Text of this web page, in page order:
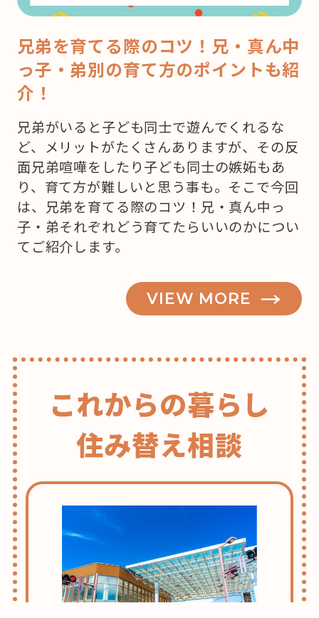
兄弟を育てる際のコツ！兄・真ん中
っ子・弟別の育て方のポイントも紹
介！
兄弟がいると子ども同士で遊んでくれるな
ど、メリットがたくさんありますが、その反
面兄弟喧嘩をしたり子ども同士の嫉妬もあ
り、育て方が難しいと思う事も。そこで今回
は、兄弟を育てる際のコツ！兄・真ん中っ
子・弟それぞれどう育てたらいいのかについ
てご紹介します。
VIEW MORE
これからの暮らし
住み替え相談